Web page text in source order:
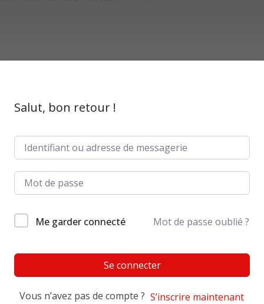
Salut, bon retour !
Me garder connecté Mot de passe oublié ?
Se connecter
Vous n’avez pas de compte ? S’inscrire maintenant